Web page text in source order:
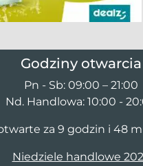
Godziny otwarcia
Pn - Sb: 09:00 – 21:00
Nd. Handlowa: 10:00 -
za 9 godzin i 48
Niedziele handlowe